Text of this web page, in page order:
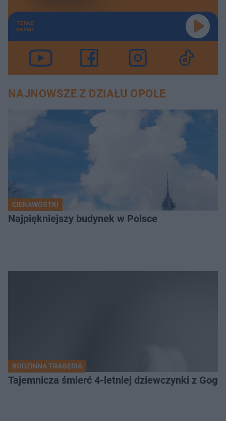
TERAZ
GRAMY
NAJNOWSZE Z DZIAŁU OPOLE
CIEKAWOSTKI
Najpiękniejszy budynek w Polsce
RODZINNA TRAGEDIA
Tajemnicza śmierć 4-letniej dziewczynki z